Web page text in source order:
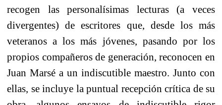
recogen las personalísimas lecturas (a veces
divergentes) de escritores que, desde los más
veteranos a los más jóvenes, pasando por los
propios compañeros de generación, reconocen en
Juan Marsé a un indiscutible maestro. Junto con
ellas, se incluye la puntual recepción crítica de su